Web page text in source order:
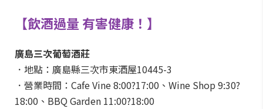
【飲酒過量 有害健康！】
廣島三次葡萄酒莊
．地點：廣島縣三次市東酒屋10445-3
．營業時間：Cafe Vine 8:00?17:00、Wine Shop 9:30?
18:00、BBQ Garden 11:00?18:00